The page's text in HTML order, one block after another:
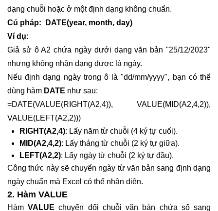
dạng chuỗi hoặc ở một định dạng không chuẩn.
Cú pháp: DATE(year, month, day)
Ví dụ:
Giả sử ô A2 chứa ngày dưới dạng văn bản "25/12/2023"
nhưng không nhận dạng được là ngày.
Nếu định dạng ngày trong ô là "dd/mm/yyyy", bạn có thể
dùng hàm DATE như sau:
=DATE(VALUE(RIGHT(A2,4)), VALUE(MID(A2,4,2)),
VALUE(LEFT(A2,2)))
RIGHT(A2,4): Lấy năm từ chuỗi (4 ký tự cuối).
MID(A2,4,2): Lấy tháng từ chuỗi (2 ký tự giữa).
LEFT(A2,2): Lấy ngày từ chuỗi (2 ký tự đầu).
Công thức này sẽ chuyển ngày từ văn bản sang định dạng
ngày chuẩn mà Excel có thể nhận diện.
2. Hàm VALUE
HàmVALUE chuyển đổi chuỗi văn bản chứa số sang